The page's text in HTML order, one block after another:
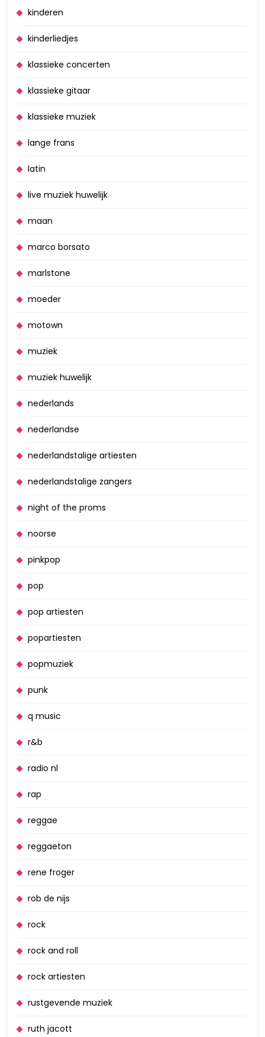
kinderen
kinderliedjes
klassieke concerten
klassieke gitaar
klassieke muziek
lange frans
latin
live muziek huwelijk
maan
marco borsato
marlstone
moeder
motown
muziek
muziek huwelijk
nederlands
nederlandse
nederlandstalige artiesten
nederlandstalige zangers
night of the proms
noorse
pinkpop
pop
pop artiesten
popartiesten
popmuziek
punk
q music
r&b
radio nl
rap
reggae
reggaeton
rene froger
rob de nijs
rock
rock and roll
rock artiesten
rustgevende muziek
ruth jacott